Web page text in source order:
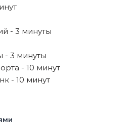
- 3 минуты
- 3 минуты
- 10 минут
- 10 минут